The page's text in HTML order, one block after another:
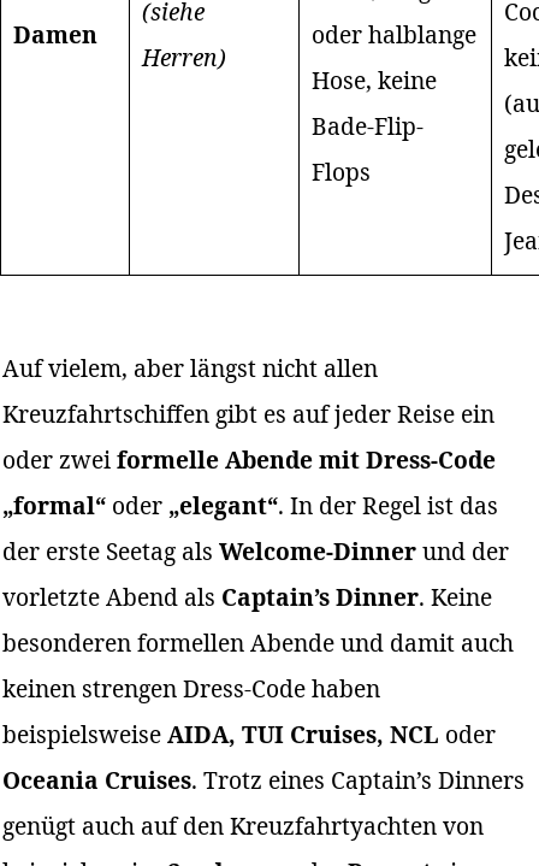
Damen
(siehe
Herren)
oder halblange
Hose, keine
Bade-Flip-
Flops
Auf vielem, aber längst nicht allen
Kreuzfahrtschiffen gibt es auf jeder Reise ein
oder zweiformelle Abende mit Dress-Code
„formal“ oder „elegant“. In der Regel ist das
der erste Seetag alsWelcome-Dinnerund der
vorletzte Abend als Captain’s Dinner. Keine
besonderen formellen Abende und damit auch
keinen strengen Dress-Code haben
beispielsweiseAIDA, TUI Cruises, NCL oder
Oceania Cruises. Trotz eines Captain’s Dinners
genügt auch auf den Kreuzfahrtyachten von